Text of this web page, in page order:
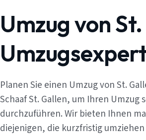
Umzug von
Planen Sie einen Umzug von St.
Schaaf St. Gallen, um Ihren
durchzuführen. Wir bieten Ihnen
diejenigen, die kurzfristig umziehen